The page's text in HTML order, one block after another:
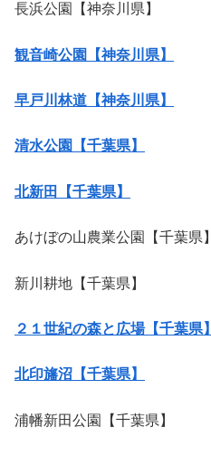
長浜公園【神奈川県】
観音崎公園【神奈川県】
早戸川林道【神奈川県】
清水公園【千葉県】
北新田【千葉県】
あけぼの山農業公園【千葉県】
新川耕地【千葉県】
２１世紀の森と広場【千葉県】
北印旛沼【千葉県】
浦幡新田公園【千葉県】